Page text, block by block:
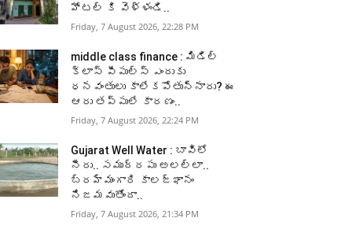
హోటల్ కి వెళ్ళండి..
Friday, 7 August 2026, 22:28 PM
middle class finance : మిడిల్
క్లాస్ పీపుల్స్ ఎందుకు
ధనవంతులు కాలేకపోతున్నారు? ఈ
ఆరు తప్పులే కారణం..
Friday, 7 August 2026, 22:24 PM
Gujarat Well Water : బావిలో
నీరు.. సముద్రపు అలల్లా..
బ్రహ్మంగారి కాలజ్ఞానం
నిజమవుతోందా..
Friday, 7 August 2026, 21:34 PM